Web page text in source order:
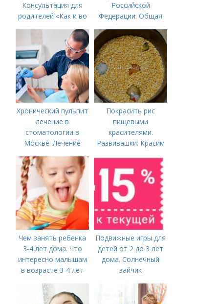
Консультация для
родителей «Как и во
ребенком от 1,5 до 3
лет»
Российской
Федерации. Общая
информация о
Министерстве
здравоохранения
Российской
Федерации
Хронический пульпит
лечение в
стоматологии в
Москве. Лечение
Московской области
Покрасить рис
пищевыми
красителями.
Развивашки: Красим
коробочек.
Чем занять ребенка
3-4 лет дома. Что
интересно малышам
в возрасте 3-4 лет
Подвижные игры для
детей от 2 до 3 лет
дома. Солнечный
зайчик